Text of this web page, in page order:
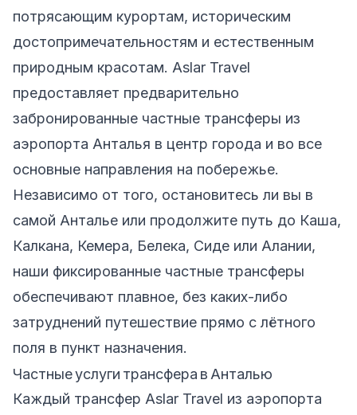
потрясающим курортам, историческим
достопримечательностям и естественным
природным красотам. Aslar Travel
предоставляет предварительно
забронированные частные трансферы из
аэропорта Анталья в центр города и во все
основные направления на побережье.
Независимо от того, остановитесь ли вы в
самой Анталье или продолжите путь до Каша,
Калкана, Кемера, Белека, Сиде или Алании,
наши фиксированные частные трансферы
обеспечивают плавное, без каких-либо
затруднений путешествие прямо с лётного
поля в пункт назначения.
Частные услуги трансфера в Анталью
Каждый трансфер Aslar Travel из аэропорта